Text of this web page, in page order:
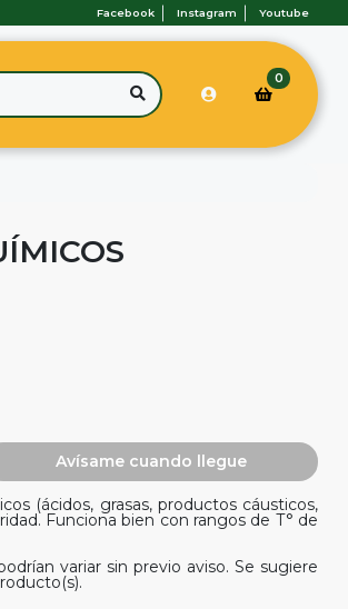
Facebook Instagram Youtube
0
Avísame cuando llegue
(ácidos, grasas, productos cáusticos,
Funciona bien con rangos de T° de
variar sin previo aviso. Se sugiere